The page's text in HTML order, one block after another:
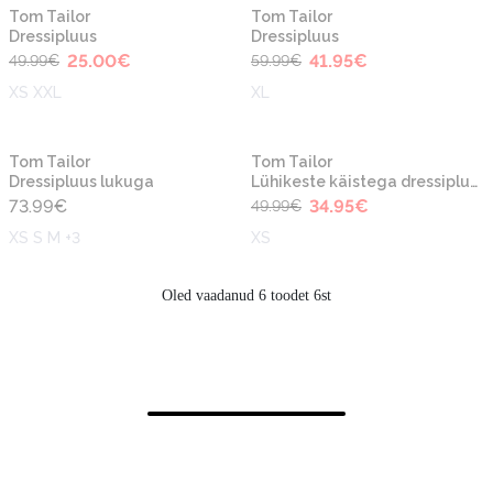
-50%
Tom Tailor
Dressipluus
49.99€ 25.00€
XS XXL
-30%
Tom Tailor
Dressipluus
59.99€ 41.95€
XL
Tom Tailor
Dressipluus lukuga
73.99€
XS S M +3
-30%
Tom Tailor
Lühikeste käistega dressipluus
49.99€ 34.95€
XS
Oled vaadanud 6 toodet 6st